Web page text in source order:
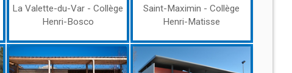
La Valette-du-Var - Collège
Henri-Bosco
Saint-Maximin - Collège
Henri-Matisse